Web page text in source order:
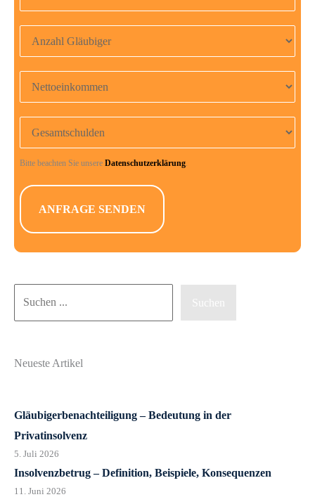
Anzahl Gläubiger
Nettoeinkommen
Gesamtschulden
Bitte beachten Sie unsere Datenschutzerklärung
Suchen
Neueste Artikel
Gläubigerbenachteiligung – Bedeutung in der
Privatinsolvenz
5. Juli 2026
Insolvenzbetrug – Definition, Beispiele, Konsequenzen
11. Juni 2026